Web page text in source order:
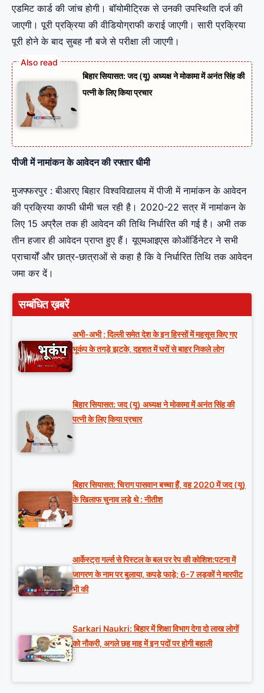
एडमिट कार्ड की जांच होगी। बॉयोमीट्रिक से उनकी उपस्थिति दर्ज की
जाएगी। पूरी प्रक्रिया की वीडियोग्राफी कराई जाएगी। सारी प्रक्रिया
पूरी होने के बाद सुबह नौ बजे से परीक्षा ली जाएगी।
बिहार सियासत: जद (यू) अध्यक्ष ने मोकामा में अनंत सिंह की
पत्नी के लिए किया प्रचार
पीजी में नामांकन के आवेदन की रफ्तार धीमी
मुजफ्फरपुर : बीआरए बिहार विश्वविद्यालय में पीजी में नामांकन के आवेदन
की प्रक्रिया काफी धीमी चल रही है। 2020-22 सत्र में नामांकन के
लिए 15 अप्रैल तक ही आवेदन की तिथि निर्धारित की गई है। अभी तक
तीन हजार ही आवेदन प्राप्त हुए हैं। यूएमआइएस कोऑर्डिनेटर ने सभी
प्राचार्यों और छात्र-छात्राओं से कहा है कि वे निर्धारित तिथि तक आवेदन
जमा कर दें।
सम्बंधित ख़बरें
अभी-अभी ; दिल्ली समेत देश के इन हिस्सों में महसूस किए गए
भूकंप के तगड़े झटके, दहशत में घरों से बाहर निकले लोग
बिहार सियासत: जद (यू) अध्यक्ष ने मोकामा में अनंत सिंह की
पत्नी के लिए किया प्रचार
बिहार सियासत: चिराग पासवान बच्चा हैं, वह 2020 में जद (यू)
के खिलाफ चुनाव लड़े थे : नीतीश
आर्केस्ट्रा गर्ल्स से पिस्टल के बल पर रेप की कोशिश:पटना में
जागरण के नाम पर बुलाया, कपड़े फाड़े; 6-7 लड़कों ने मारपीट
भी की
Sarkari Naukri: बिहार में शिक्षा विभाग देगा दो लाख लोगों
को नौकरी, अगले छह माह में इन पदों पर होगी बहाली